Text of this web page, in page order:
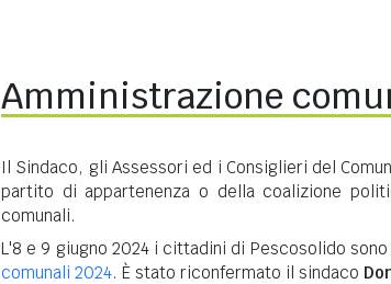
Amministrazione
Il Sindaco, gli Assessori ed i Consiglieri del
partito di appartenenza o della coalizione
comunali.
L'8 e 9 giugno 2024 i cittadini di Pescosolido
comunali 2024. È stato riconfermato il sindaco